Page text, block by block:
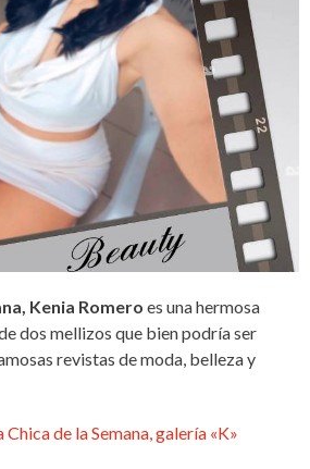
Kenia Romero es una hermosa
dos mellizos que bien podría ser
revistas de moda, belleza y
de la Semana, galería «K»